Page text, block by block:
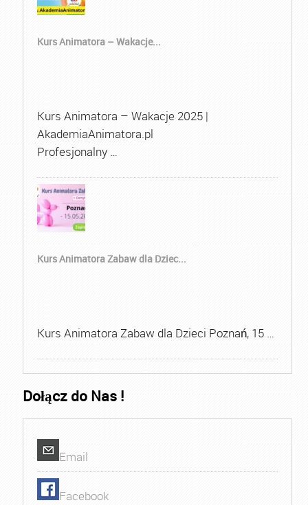
Kurs Animatora – Wakacje...
Kurs Animatora – Wakacje 2025 |
AkademiaAnimatora.pl
Profesjonalny …
Kurs Animatora Zabaw dla Dziec...
Kurs Animatora Zabaw dla Dzieci Poznań, 15 …
Dołącz do Nas !
Email
Facebook